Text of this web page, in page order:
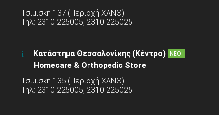
Τσιμισκή 137 (Περιοχή ΧΑΝΘ)
Τηλ: 2310 225005, 2310 225025
Κατάστημα Θεσσαλονίκης (Κέντρο) ΝΕΟ
Homecare & Orthopedic Store
Τσιμισκή 135 (Περιοχή ΧΑΝΘ)
Τηλ: 2310 225005, 2310 225025